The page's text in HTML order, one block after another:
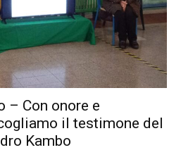
– Con onore e
il testimone del
Kambo